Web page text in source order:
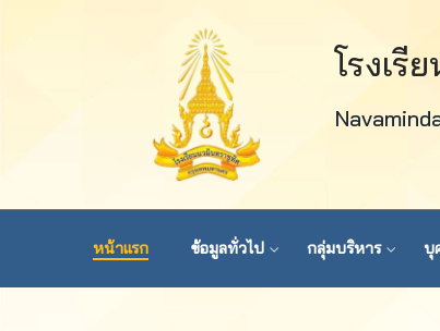
โรงเรี
หน้าแรก ข้อมูลทั่วไป กลุ่มบริหาร บุ